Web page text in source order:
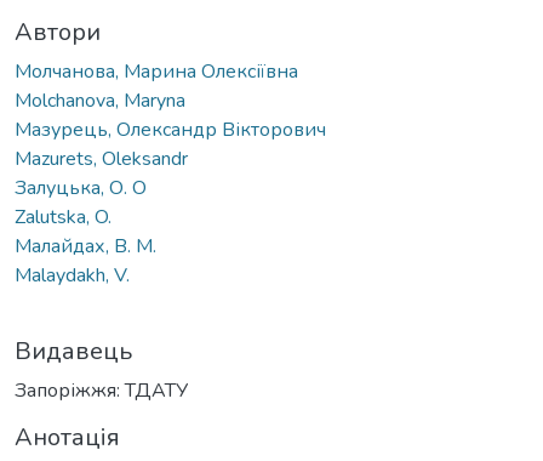
Автори
Молчанова, Марина Олексіївна
Molchanova, Maryna
Мазурець, Олександр Вікторович
Mazurets, Oleksandr
Залуцька, О. О
Zalutska, O.
Малайдах, В. М.
Malaydakh, V.
Видавець
Запоріжжя: ТДАТУ
Анотація